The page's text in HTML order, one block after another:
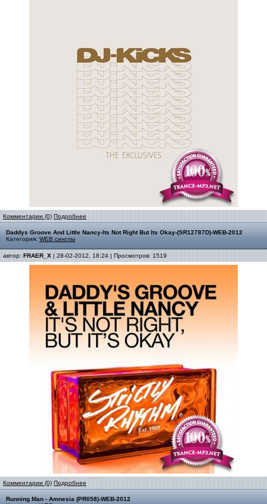
Комментарии (0) Подробнее
Daddys Groove And Little Nancy-Its Not Right But Its Okay-(SR12787D)-WEB-2012
Категория: WEB синглы
автор: FRAER_X | 28-02-2012, 18:24 | Просмотров: 1519
Комментарии (0) Подробнее
Running Man - Amnesia (PR058)-WEB-2012